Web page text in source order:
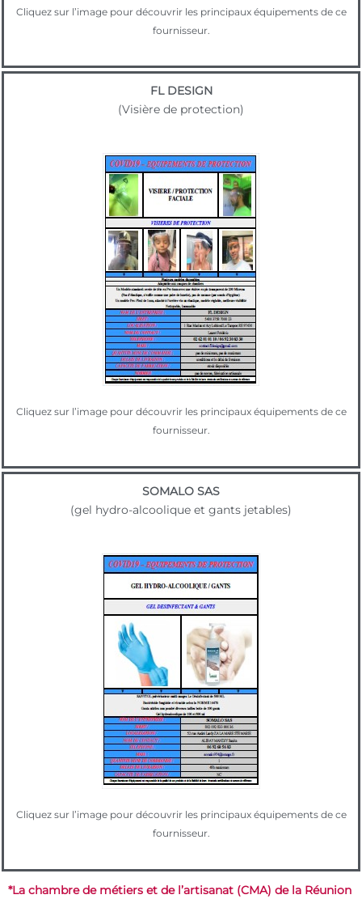
Cliquez sur l’image pour découvrir les principaux équipements de ce
fournisseur.
FL DESIGN
(Visière de protection)
Cliquez sur l’image pour découvrir les principaux équipements de ce
fournisseur.
SOMALO SAS
(gel hydro-alcoolique et gants jetables)
Cliquez sur l’image pour découvrir les principaux équipements de ce
fournisseur.
*La chambre de métiers et de l’artisanat (CMA) de la Réunion